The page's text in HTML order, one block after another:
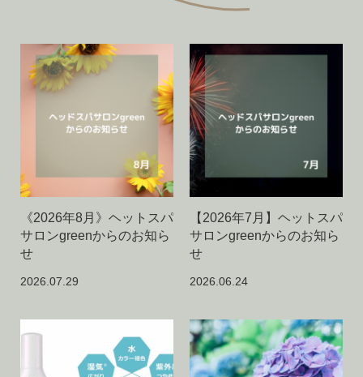
《2026年8月》ヘットスパ
サロンgreenからのお知ら
せ
2026.07.29
【2026年7月】ヘットスパ
サロンgreenからのお知ら
せ
2026.06.24